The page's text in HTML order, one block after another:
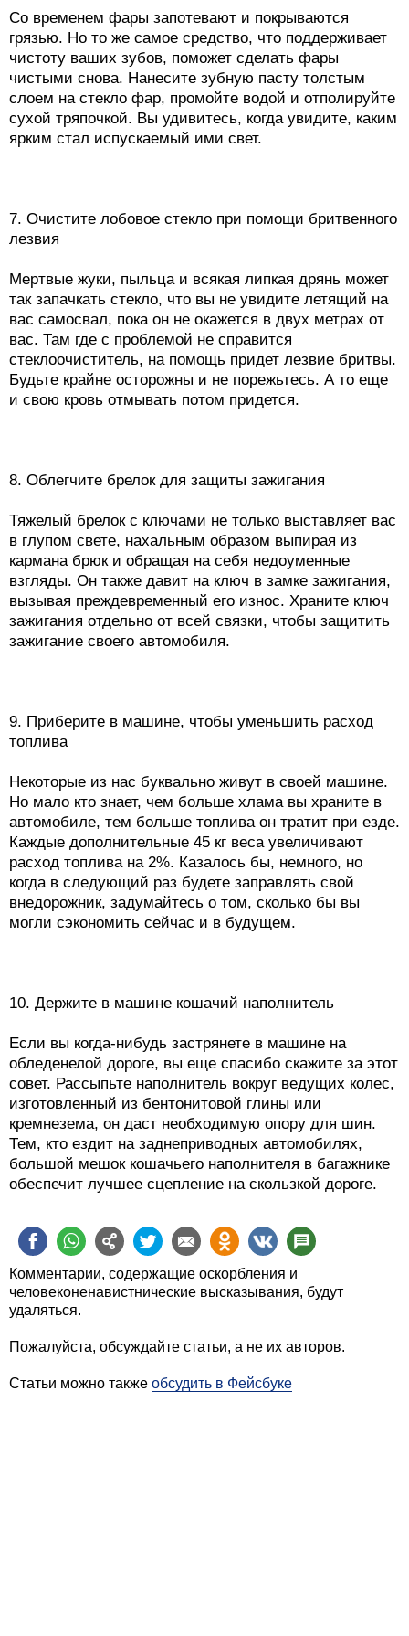
Со временем фары запотевают и покрываются
грязью. Но то же самое средство, что поддерживает
чистоту ваших зубов, поможет сделать фары
чистыми снова. Нанесите зубную пасту толстым
слоем на стекло фар, промойте водой и отполируйте
сухой тряпочкой. Вы удивитесь, когда увидите, каким
ярким стал испускаемый ими свет.
7. Очистите лобовое стекло при помощи бритвенного
лезвия
Мертвые жуки, пыльца и всякая липкая дрянь может
так запачкать стекло, что вы не увидите летящий на
вас самосвал, пока он не окажется в двух метрах от
вас. Там где с проблемой не справится
стеклоочиститель, на помощь придет лезвие бритвы.
Будьте крайне осторожны и не порежьтесь. А то еще
и свою кровь отмывать потом придется.
8. Облегчите брелок для защиты зажигания
Тяжелый брелок с ключами не только выставляет вас
в глупом свете, нахальным образом выпирая из
кармана брюк и обращая на себя недоуменные
взгляды. Он также давит на ключ в замке зажигания,
вызывая преждевременный его износ. Храните ключ
зажигания отдельно от всей связки, чтобы защитить
зажигание своего автомобиля.
9. Приберите в машине, чтобы уменьшить расход
топлива
Некоторые из нас буквально живут в своей машине.
Но мало кто знает, чем больше хлама вы храните в
автомобиле, тем больше топлива он тратит при езде.
Каждые дополнительные 45 кг веса увеличивают
расход топлива на 2%. Казалось бы, немного, но
когда в следующий раз будете заправлять свой
внедорожник, задумайтесь о том, сколько бы вы
могли сэкономить сейчас и в будущем.
10. Держите в машине кошачий наполнитель
Если вы когда-нибудь застрянете в машине на
обледенелой дороге, вы еще спасибо скажите за этот
совет. Рассыпьте наполнитель вокруг ведущих колес,
изготовленный из бентонитовой глины или
кремнезема, он даст необходимую опору для шин.
Тем, кто ездит на заднеприводных автомобилях,
большой мешок кошачьего наполнителя в багажнике
обеспечит лучшее сцепление на скользкой дороге.
Комментарии, содержащие оскорбления и
человеконенавистнические высказывания, будут
удаляться.
Пожалуйста, обсуждайте статьи, а не их авторов.
Статьи можно также обсудить в Фейсбуке